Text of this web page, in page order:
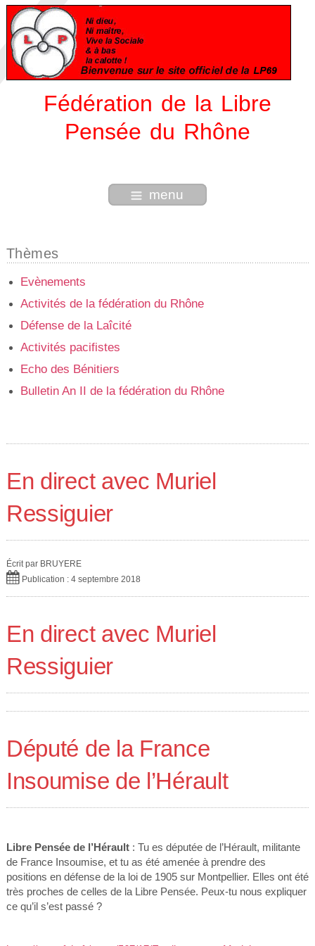
Fédération de la Libre
Pensée du Rhône
menu
Thèmes
Evènements
Activités de la fédération du Rhône
Défense de la Laîcité
Activités pacifistes
Echo des Bénitiers
Bulletin An II de la fédération du Rhône
En direct avec Muriel
Ressiguier
Écrit par BRUYERE
Publication : 4 septembre 2018
En direct avec Muriel
Ressiguier
Député de la France
Insoumise de l’Hérault
Libre Pensée de l’Hérault: Tu es députée de l’Hérault, militante
de France Insoumise, et tu as été amenée à prendre des
positions en défense de la loi de 1905 sur Montpellier. Elles ont été
très proches de celles de la Libre Pensée. Peux-tu nous expliquer
ce qu’il s’est passé ?